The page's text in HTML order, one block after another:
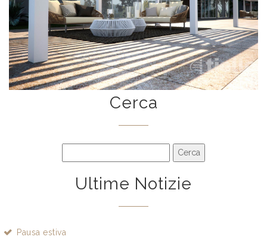
Cerca
Ultime Notizie
Pausa estiva